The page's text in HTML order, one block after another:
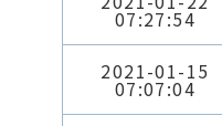
07:27:54
2021-01-15
07:07:04